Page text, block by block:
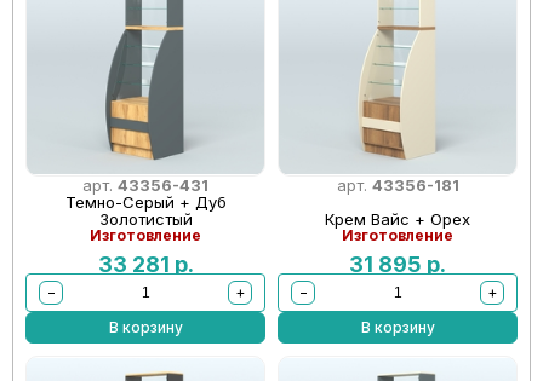
арт. 43356-431
Темно-Серый + Дуб
Золотистый
Изготовление
33 281 р.
−
+
В корзину
арт. 43356-181
Крем Вайс + Орех
Изготовление
31 895 р.
−
+
В корзину